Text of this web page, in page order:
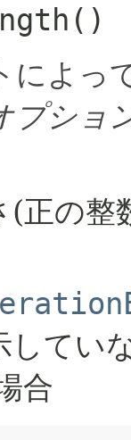
によっ
プショ
(正の整
してい
合